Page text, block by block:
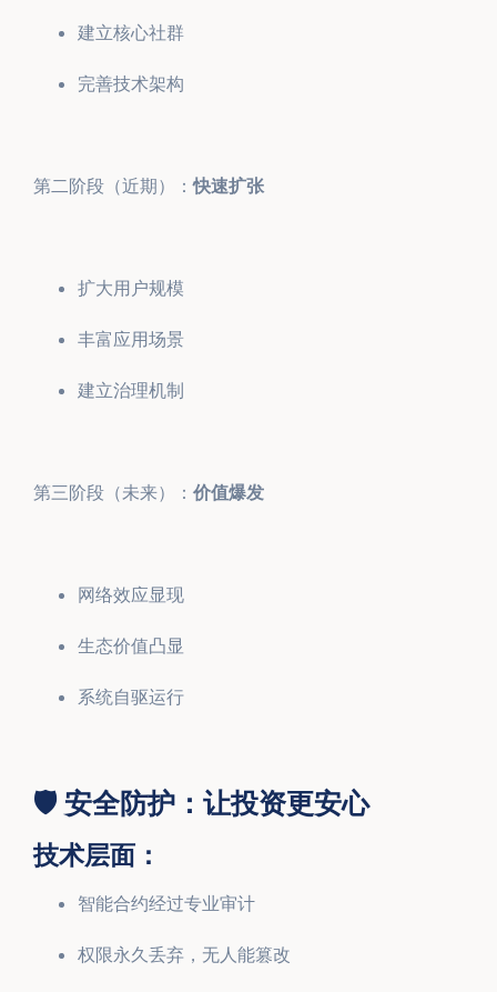
建立核心社群
完善技术架构
第二阶段（近期）：快速扩张
扩大用户规模
丰富应用场景
建立治理机制
第三阶段（未来）： 价值爆发
网络效应显现
生态价值凸显
系统自驱运行
🛡️ 安全防护：让投资更安心
技术层面：
智能合约经过专业审计
权限永久丢弃，无人能篡改